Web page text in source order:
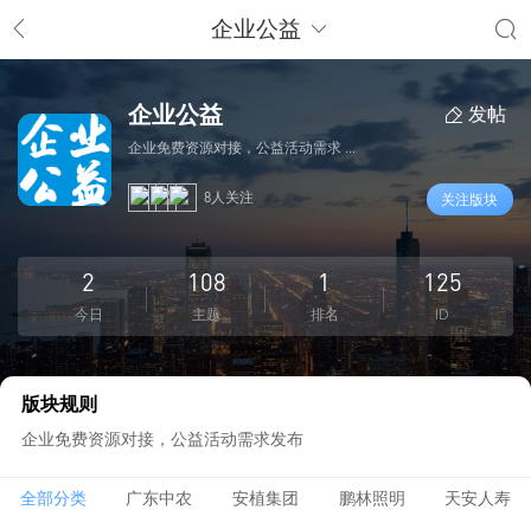
企业公益
企业公益
企业免费资源对接，公益活动需求 ...
发帖
8人关注 关注版块
2
今日
108
主题
1
排名
125
ID
版块规则
企业免费资源对接，公益活动需求发布
全部分类 广东中农 安植集团 鹏林照明 天安人寿